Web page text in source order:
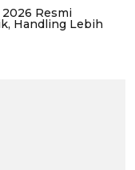
Resmi
Handling Lebih